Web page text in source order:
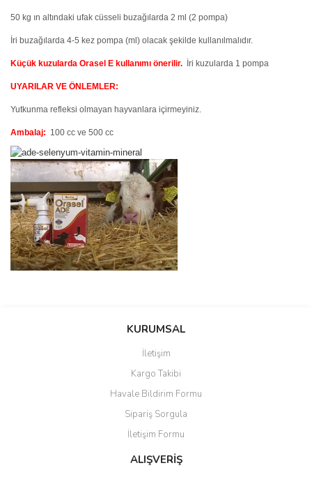
50 kg ın altındaki ufak cüsseli buzağılarda 2 ml (2 pompa)
İri buzağılarda 4-5 kez pompa (ml) olacak şekilde kullanılmalıdır.
Küçük kuzularda Orasel E kullanımı önerilir. İri kuzularda 1 pompa
UYARILAR VE ÖNLEMLER:
Yutkunma refleksi olmayan hayvanlara içirmeyiniz.
Ambalaj: 100 cc ve 500 cc
Bu ürüne ilk yorumu siz yapın!
Ürün resmi kalitesiz, bozuk veya görüntülenemiyor.
Ürün açıklamasında eksik bilgiler bulunuyor.
Ürün bilgilerinde hatalar bulunuyor.
Ürün fiyatı diğer sitelerden daha pahalı.
Bu ürüne benzer farklı alternatifler olmalı.
KURUMSAL
İletişim
Kargo Takibi
Havale Bildirim Formu
Sipariş Sorgula
İletişim Formu
ALIŞVERİŞ